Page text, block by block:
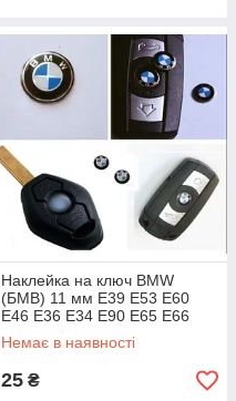
Наклейка на ключ BMW
(БМВ) 11 мм E39 E53 E60
E46 E36 E34 E90 E65 E66
E70
Немає в наявності
25 ₴